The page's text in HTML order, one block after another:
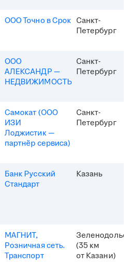
ООО Точно в Срок Санкт-
Петербург
ООО
АЛЕКСАНДР —
НЕДВИЖИМОСТЬ
Санкт-
Петербург
Самокат (ООО
ИЗИ
Лоджистик —
партнёр сервиса)
Санкт-
Петербург
Банк Русский
Стандарт
Казань
МАГНИТ,
Розничная сеть.
Транспорт
Зеленодольск
(35 км
от Казани)